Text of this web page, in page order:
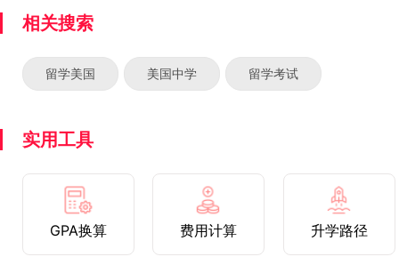
相关搜索
留学美国 美国中学 留学考试
实用工具
GPA换算 费用计算 升学路径